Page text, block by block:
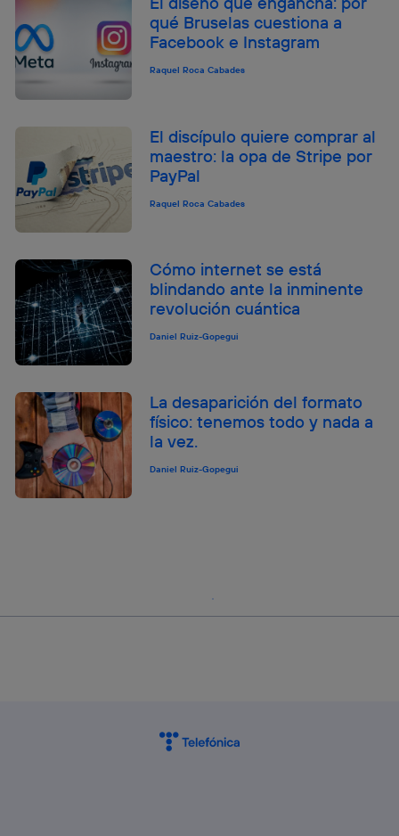
qué Bruselas cuestiona a
Facebook e Instagram
Raquel Roca Cabades
El discípulo quiere comprar al
maestro: la opa de Stripe por
PayPal
Raquel Roca Cabades
Cómo internet se está
blindando ante la inminente
revolución cuántica
Daniel Ruiz-Gopegui
La desaparición del formato
físico: tenemos todo y nada a
la vez.
Daniel Ruiz-Gopegui